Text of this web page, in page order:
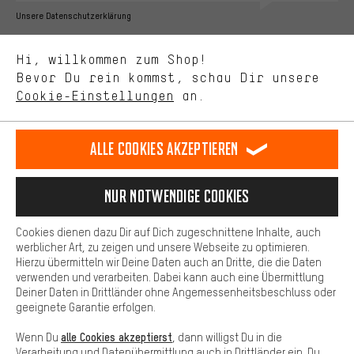
Unsere Datenschutzerklärung
Sprache"
Deutsch
DE english
EN español
ES français
FR
VERTRAG WIDERRUFEN Aachener Community Affiliateprogramm
Datenschutz Allgemeine Geschäftsbedingungen
Hinweisgebersystem Hinweise zur Batterieentsorgung
Cookie-Einstellungen Kontrast ändern
Alle Preise verstehen sich in Euro und exkl. MwSt zuzüglich
Versandkostenfür Lieferung nachUSA.
Hi, willkommen zum Shop!
Bevor Du rein kommst, schau Dir unsere
Cookie-Einstellungen an.
Bessere Leistung
Uns interessiert, was Du in unserem Shop suchst und brauchst.
selbst Einfluss auf die Verbesserung unserer Webseite und
unseres Shop-Angebots.
Dein Shopping-Erlebnis wird komfortabler. Mit Komfort-Cookies
stellen wir Verknüpfungen zu Social Media Plattformen her. So
können wir dir weitere nützliche Inhalte und Informationen zur
Verfügung stellen. Zudem hast du die Möglichkeit zusätzliche
Services zu nutzen, die es dir erleichtern die richtigen Produkte zu
finden. Beispielsweise bieten wir eine Chat-Funktion an, damit
Fragen schnell und unkompliziert beantwortet werden können.
Basis
Basis-Cookies gewährleisten, dass Du unsere Webseite
grundsätzlich nutzen kannst.
Alle Cookies akzeptieren
Nur Notwendige Cookies
Cookies dienen dazu Dir auf Dich zugeschnittene Inhalte, auch
werblicher Art, zu zeigen und unsere Webseite zu optimieren.
Hierzu übermitteln wir Deine Daten auch an Dritte, die die Daten
verwenden und verarbeiten. Dabei kann auch eine Übermittlung
Deiner Daten in Drittländer ohne Angemessenheitsbeschluss oder
geeignete Garantie erfolgen.
Wenn Du alle Cookies akzeptierst , dann willigst Du in die